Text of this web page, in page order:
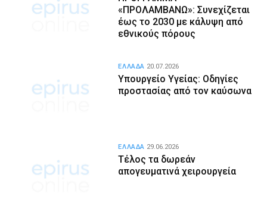
«ΠΡΟΛΑΜΒΑΝΩ»: Συνεχίζεται
έως το 2030 με κάλυψη από
εθνικούς πόρους
Υπουργείο Υγείας: Οδηγίες
προστασίας από τον καύσωνα
ΕΛΛΑΔΑ 20.07.2026
Τέλος τα δωρεάν
απογευματινά χειρουργεία
ΕΛΛΑΔΑ 29.06.2026